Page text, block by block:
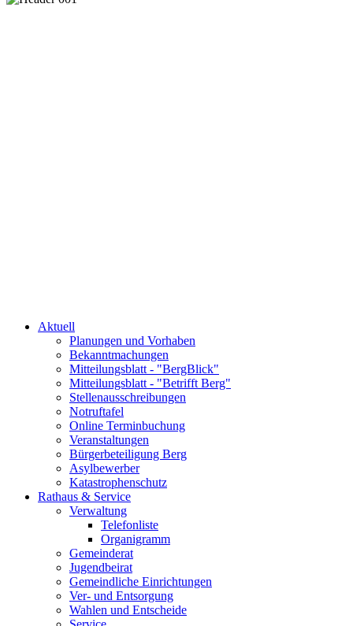
Aktuell
Planungen und Vorhaben
Bekanntmachungen
Mitteilungsblatt - "BergBlick"
Mitteilungsblatt - "Betrifft Berg"
Stellenausschreibungen
Notruftafel
Online Terminbuchung
Veranstaltungen
Bürgerbeteiligung Berg
Asylbewerber
Katastrophenschutz
Rathaus & Service
Verwaltung
Telefonliste
Organigramm
Gemeinderat
Jugendbeirat
Gemeindliche Einrichtungen
Ver- und Entsorgung
Wahlen und Entscheide